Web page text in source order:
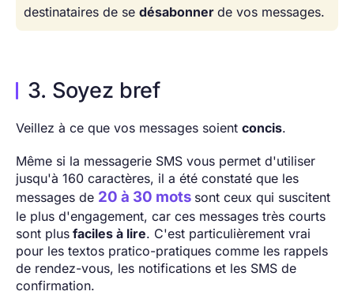
destinataires de se désabonner de vos messages.
3. Soyez bref
Veillez à ce que vos messages soient concis.
Même si la messagerie SMS vous permet d'utiliser
jusqu'à 160 caractères, il a été constaté que les
messages de 20 à 30 mots sont ceux qui suscitent
le plus d'engagement, car ces messages très courts
sont plus faciles à lire. C'est particulièrement vrai
pour les textos pratico-pratiques comme les rappels
de rendez-vous, les notifications et les SMS de
confirmation.